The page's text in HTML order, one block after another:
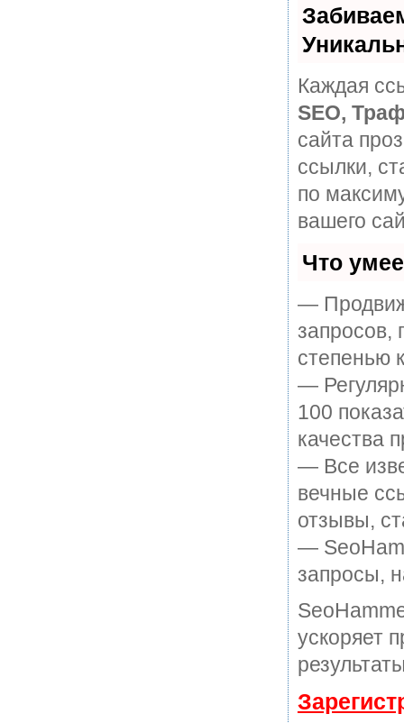
Каждая
SEO,
сайта
ссылки,
по
вашего
Что
—
запросов,
степенью
—
100
качества
— Все
вечные
отзывы,
—
запросы,
ускоряет